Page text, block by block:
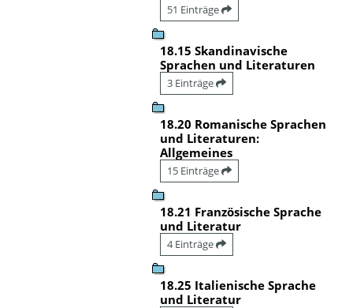
51 Einträge
18.15 Skandinavische
Sprachen und Literaturen
3 Einträge
18.20 Romanische Sprachen
und Literaturen:
Allgemeines
15 Einträge
18.21 Französische Sprache
und Literatur
4 Einträge
18.25 Italienische Sprache
und Literatur